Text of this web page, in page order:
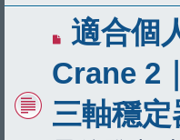
適合個
Crane 2
三軸穩